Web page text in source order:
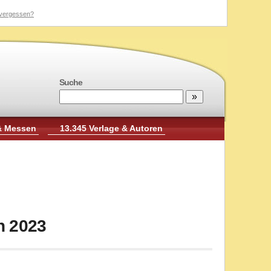
Suche
Messen 13.345 Verlage & Autoren
2023